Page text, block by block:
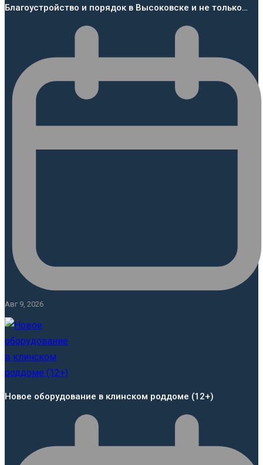
Благоустройство и порядок в Высоковске и не только…
Авг 9, 2026
Новое оборудование в клинском роддоме (12+)